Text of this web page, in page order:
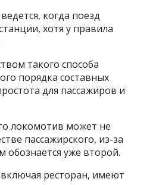
когда поезд
хотя у правила
такого способа
порядка составных
для пассажиров и
локомотив может не
пассажирского, из-за
обознается уже второй.
ресторан, имеют